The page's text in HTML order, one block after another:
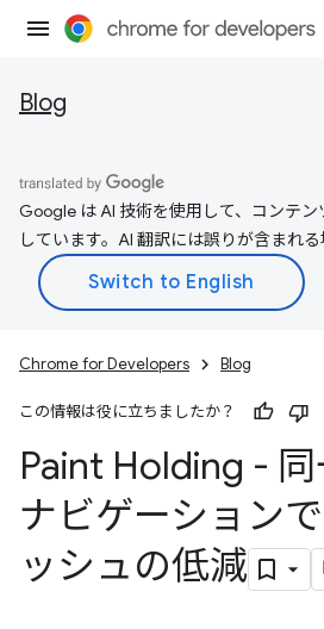
Blog
Google は AI 技術を使用して、コンテ
しています。AI 翻訳には誤りが含まれる
Chrome for Developers Blog
この情報は役に立ちましたか？
Paint Holding -
ナビゲーション
ッシュの低減